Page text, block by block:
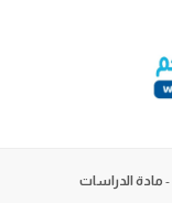
- مادة الدراسات